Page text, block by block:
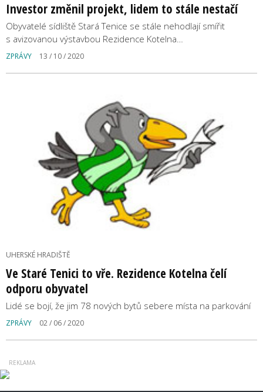
Investor změnil projekt, lidem to stále nestačí
Obyvatelé sídliště Stará Tenice se stále nehodlají smířit
s avizovanou výstavbou Rezidence Kotelna…
ZPRÁVY 13 / 10 / 2020
UHERSKÉ HRADIŠTĚ
Ve Staré Tenici to vře. Rezidence Kotelna čelí
odporu obyvatel
Lidé se bojí, že jim 78 nových bytů sebere místa na parkování
ZPRÁVY 02 / 06 / 2020